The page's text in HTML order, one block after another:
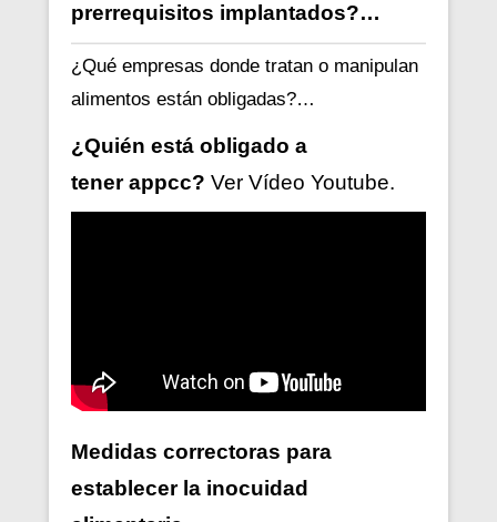
prerrequisitos implantados?…
¿Qué empresas donde tratan o manipulan
alimentos están obligadas?…
¿Quién está obligado a
tenerappcc? Ver Vídeo Youtube.
Medidas correctoras para
establecer la inocuidad